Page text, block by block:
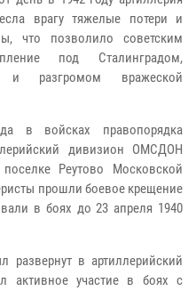
врагу тяжелые потери и
что позволило советским
под Сталинградом,
и разгромом вражеской
в войсках правопорядка
дивизион ОМСДОН
Реутово Московской
прошли боевое крещение
в боях до 23 апреля 1940
в артиллерийский
активное участие в боях с